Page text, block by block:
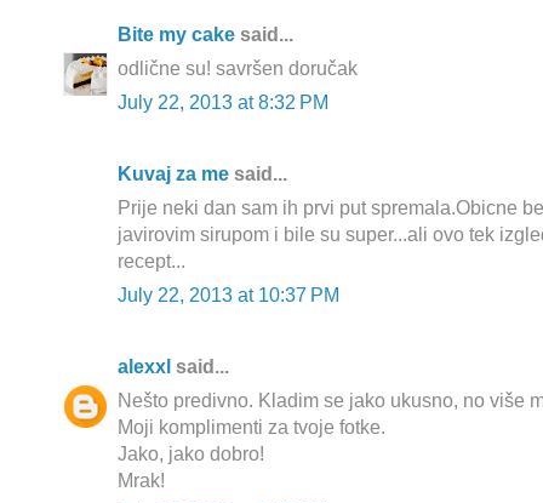
Bite my cake said...
odlične su! savršen doručak
July 22, 2013 at 8:32 PM
Kuvaj za me said...
Prije neki dan sam ih prvi put spremala.Obicne
javirovim sirupom i bile su super...ali ovo tek
recept...
July 22, 2013 at 10:37 PM
alexxl said...
Nešto predivno. Kladim se jako ukusno, no više
Moji komplimenti za tvoje fotke.
Jako, jako dobro!
Mrak!